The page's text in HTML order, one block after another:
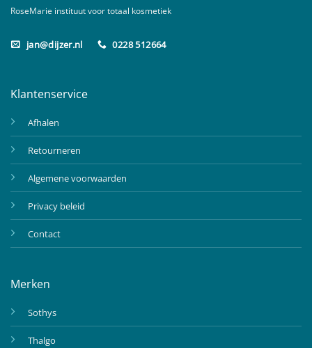
RoseMarie instituut voor totaal kosmetiek
jan@dijzer.nl 0228 512664
Klantenservice
Afhalen
Retourneren
Algemene voorwaarden
Privacy beleid
Contact
Merken
Sothys
Thalgo